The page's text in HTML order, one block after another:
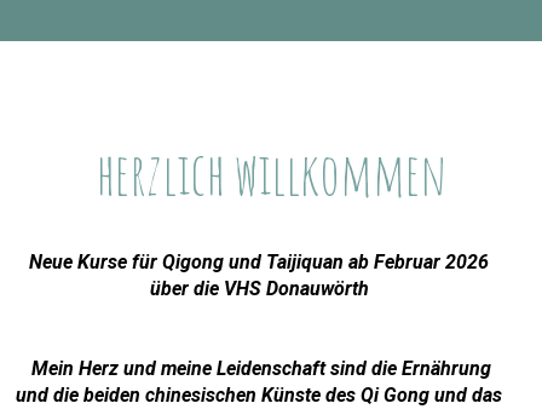
herzlich willkommen
Neue Kurse für Qigong und Taijiquan ab Februar 2026
über die VHS Donauwörth
Mein Herz und meine Leidenschaft sind die Ernährung
und die beiden chinesischen Künste des Qi Gong und das